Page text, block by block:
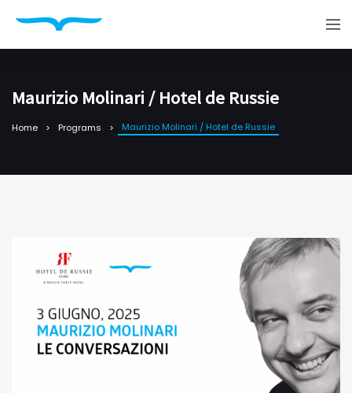
Maurizio Molinari / Hotel de Russie
Home Programs Maurizio Molinari / Hotel de Russie